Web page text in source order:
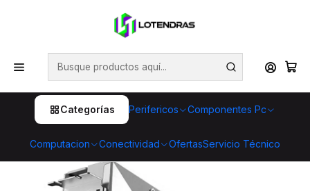
Categorías Perifericos Componentes Pc
Computacion Conectividad OfertasServicio Técnico
💥 ¡Compra HOY y retira GRATIS en tienda! 🏪🚀 Además,
aprovecha cientos de productos con Despacho Gratis 🛒📦
¡No dejes pasar esta oportunidad! 🔥
Inicio Componentes Pc
Tarjetas de Video
Tarjeta de Video Nvidia GeForce Rtx 3060 12gb